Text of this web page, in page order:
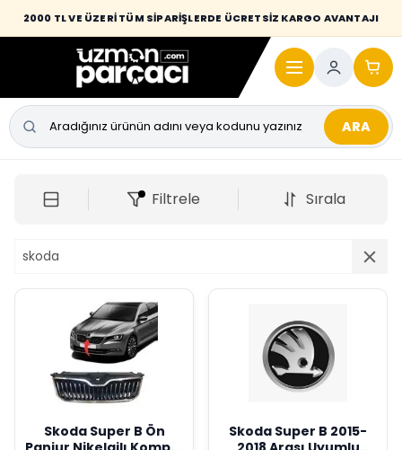
2000 TL VE ÜZERİ TÜM SİPARİŞLERDE ÜCRETSİZ KARGO AVANTAJI
ARA
Filtrele Sırala
Skoda Super B Ön
Skoda Super B 2015-